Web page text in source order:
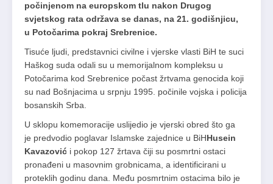
počinjenom na europskom tlu nakon Drugog
svjetskog rata održava se danas, na 21. godišnjicu,
u Potočarima pokraj Srebrenice.
Tisuće ljudi, predstavnici civilne i vjerske vlasti BiH te suci
Haškog suda odali su u memorijalnom kompleksu u
Potočarima kod Srebrenice počast žrtvama genocida koji
su nad Bošnjacima u srpnju 1995. počinile vojska i policija
bosanskih Srba.
U sklopu komemoracije uslijedio je vjerski obred što ga
je predvodio poglavar Islamske zajednice u BiHHusein
Kavazović i pokop 127 žrtava čiji su posmrtni ostaci
pronađeni u masovnim grobnicama, a identificirani u
proteklih godinu dana. Među posmrtnim ostacima bilo je